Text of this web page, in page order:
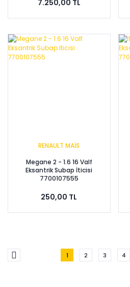
7.250,00 TL
RENAULT MAİS
Megane 2 - 1.6 16 Valf
Eksantrik Subap İticisi
7700107555
250,00 TL
1 2 3 4